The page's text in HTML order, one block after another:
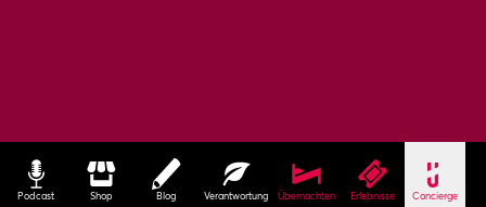
Podcast Shop Blog Verantwortung Übernachten Erlebnisse Concierge